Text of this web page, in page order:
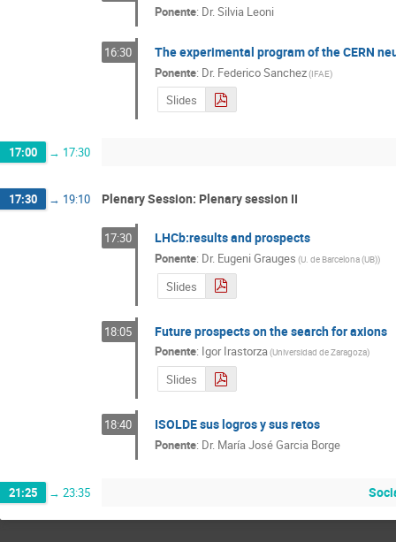
Ponente: Dr. Silvia Leoni
16:30 The experimental program of the CERN
Ponente: Dr. Federico Sanchez(IFAE)
Slides
17:00 → 17:30
17:30 → 19:10 Plenary Session: Plenary session II
17:30 LHCb:results and prospects
Ponente: Dr. Eugeni Grauges (U. de Barcelona (UB))
Slides
18:05 Future prospects on the search for axions
Ponente: Igor Irastorza(Universidad de Zaragoza)
Slides
18:40 ISOLDE sus logros y sus retos
Ponente: Dr. María José Garcia Borge
21:25 → 23:35